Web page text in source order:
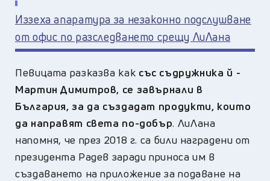
Иззеха апаратура за незаконно подслушване
от офис по разследването срещу ЛиЛана
Певицата разказва как със съдружника й -
Мартин Димитров, се завърнали в
България, за да създадат продукти, които
да направят света по-добър. ЛиЛана
напомня, че през 2018 г. са били наградени от
президента Радев заради приноса им в
създаването на приложение за подаване на